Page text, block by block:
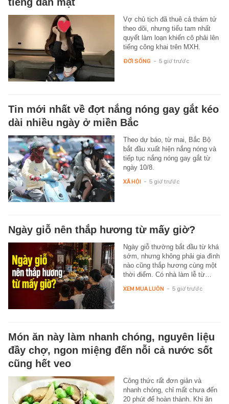
Vợ chủ tịch đã thuê cả thám tử
theo dõi, nhưng tiểu tam nhất
quyết làm loạn khiến cô phải lên
tiếng công khai trên MXH.
ĐỜI SỐNG - 5 giờ trước
Tin mới nhất về đợt nắng nóng gay gắt kéo
dài nhiều ngày ở miền Bắc
Theo dự báo, từ mai, Bắc Bộ
bắt đầu xuất hiện nắng nóng và
tiếp tục nắng nóng gay gắt từ
ngày 10/8.
XÃ HỘI - 5 giờ trước
Ngày giỗ nên thắp hương từ mấy giờ?
Ngày giỗ thường bắt đầu từ khá
sớm, nhưng không phải gia đình
nào cũng thắp hương cùng một
thời điểm. Có nhà làm lễ từ…
XEM MUA LUÔN - 5 giờ trước
Món ăn này làm nhanh chóng, nguyên liệu
đầy chợ, ngon miệng đến nỗi cả nước sốt
cũng hết veo
Công thức rất đơn giản và
nhanh chóng, chỉ mất chưa đến
20 phút để hoàn thành. Khi ăn